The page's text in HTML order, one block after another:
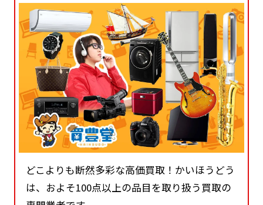
どこよりも断然多彩な高価買取！かいほうどう
は、およそ100点以上の品目を取り扱う買取の